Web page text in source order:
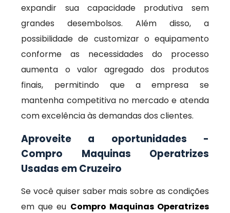
expandir sua capacidade produtiva sem
grandes desembolsos. Além disso, a
possibilidade de customizar o equipamento
conforme as necessidades do processo
aumenta o valor agregado dos produtos
finais, permitindo que a empresa se
mantenha competitiva no mercado e atenda
com excelência às demandas dos clientes.
Aproveite a oportunidades -
Compro Maquinas Operatrizes
Usadas em Cruzeiro
Se você quiser saber mais sobre as condições
em que eu Compro Maquinas Operatrizes